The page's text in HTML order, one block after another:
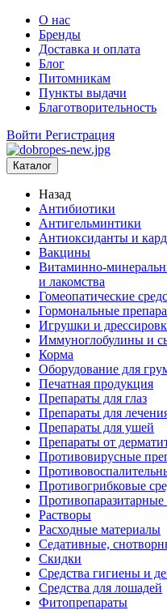
О нас
Бренды
Доставка и оплата
Блог
Питомникам
Пункты выдачи
Благотворительность
Войти Регистрация
Каталог
Назад
Антибиотики
Антигельминтики
Антиоксиданты и
Вакцины
Витаминно-
и лакомства
Гомеопатические
Гормональные
Игрушки и
Иммуноглобулины и
Корма
Оборудование для
Печатная продукция
Препараты для глаз
Препараты для
Препараты для ушей
Препараты от
Противовирусные
Противогрибковые
Противопаразитарные
Растворы
Расходные материалы
Седативные,
Скидки
Средства гигиены и
Средства для лошадей
Фитопрепараты